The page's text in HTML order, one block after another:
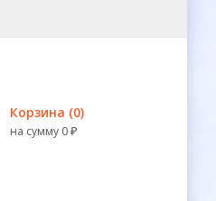
Корзина (0)
на сумму 0 ₽